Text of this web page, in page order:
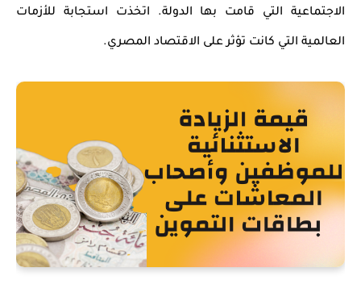
الاجتماعية التي قامت بها الدولة. اتخذت استجابة للأزمات
العالمية التي كانت تؤثر على الاقتصاد المصري.